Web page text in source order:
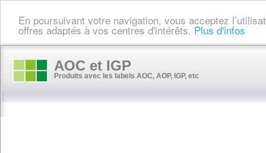
En poursuivant votre navigation, vous acceptez
offres adaptés à vos centres d'intérêts. Plus d'infos
AOC et IGP
Produits avec les labels AOC, AOP, IGP, etc